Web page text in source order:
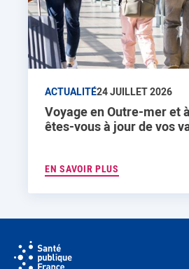
ACTUALITÉ24 JUILLET 2026
Voyage en Outre-mer et
êtes-vous à jour de vos
EN SAVOIR PLUS